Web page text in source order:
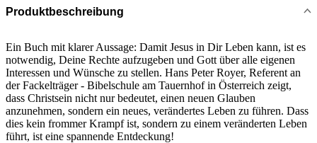
Produktbeschreibung
Ein Buch mit klarer Aussage: Damit Jesus in Dir Leben kann, ist es
notwendig, Deine Rechte aufzugeben und Gott über alle eigenen
Interessen und Wünsche zu stellen. Hans Peter Royer, Referent an
der Fackelträger - Bibelschule am Tauernhof in Österreich zeigt,
dass Christsein nicht nur bedeutet, einen neuen Glauben
anzunehmen, sondern ein neues, verändertes Leben zu führen. Dass
dies kein frommer Krampf ist, sondern zu einem veränderten Leben
führt, ist eine spannende Entdeckung!